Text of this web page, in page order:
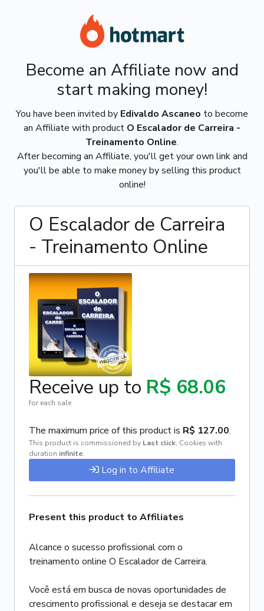
Become an Affiliate now and
start making money!
You have been invited by Edivaldo Ascaneo to become
an Affiliate with product O Escalador de Carreira -
Treinamento Online.
After becoming an Affiliate, you'll get your own link and
you'll be able to make money by selling this product
online!
O Escalador de Carreira
- Treinamento Online
Receive up to R$ 68.06
for each sale
The maximum price of this product is R$ 127.00.
This product is commissioned by Last click, Cookies with
duration infinite.
Log in to Affiliate
Present this product to Affiliates
Alcance o sucesso profissional com o
treinamento online O Escalador de Carreira.
Você está em busca de novas oportunidades de
crescimento profissional e deseja se destacar em